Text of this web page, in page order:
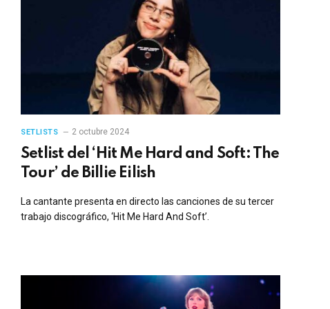
SETLISTS 2 octubre 2024
Setlist del ‘Hit Me Hard and Soft: The
Tour’ de Billie Eilish
La cantante presenta en directo las canciones de su tercer
trabajo discográfico, ‘Hit Me Hard And Soft’.